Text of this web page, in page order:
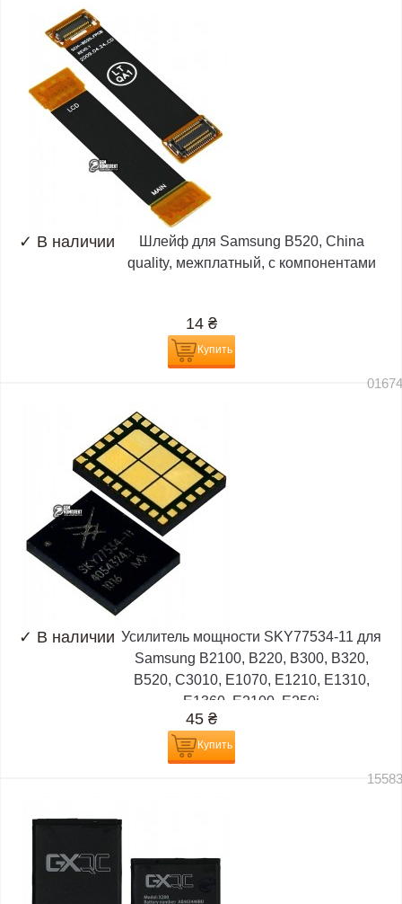
✓ В наличии
Шлейф для Samsung B520, China
quality, межплатный, с компонентами
14 ₴
Купить
✓ В наличии Усилитель мощности SKY77534-11 для
Samsung B2100, B220, B300, B320,
B520, C3010, E1070, E1210, E1310,
E1360, E2100, E250i
45 ₴
Купить